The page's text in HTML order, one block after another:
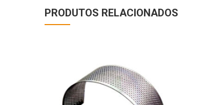
PRODUTOS RELACIONADOS